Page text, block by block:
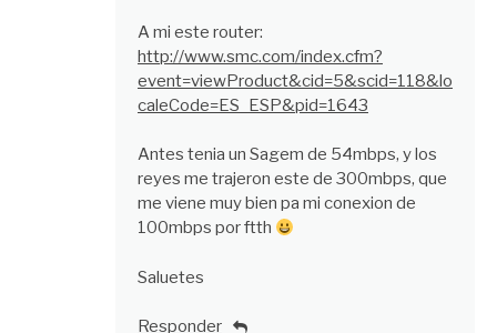
A mi este router:
http://www.smc.com/index.cfm?
event=viewProduct&cid=5&scid=118&lo
caleCode=ES_ESP&pid=1643
Antes tenia un Sagem de 54mbps, y los
reyes me trajeron este de 300mbps, que
me viene muy bien pa mi conexion de
100mbps por ftth
Saluetes
Responder